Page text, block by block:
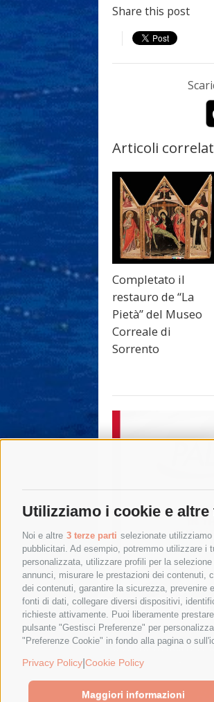
Utilizziamo i cookie e
Noi e altre 3 terze parti selezionate
pubblicitari. Ad esempio, potremmo utilizzare
personalizzata, utilizzare profili per la
annunci, misurare le prestazioni dei contenuti,
dei contenuti, garantire la sicurezza, prevenire
fonti di dati, collegare diversi dispositivi,
richieste attivamente. Puoi liberamente
pulsante "Gestisci Preferenze" per
"Preferenze Cookie" in fondo alla pagina o
Privacy Policy Cookie Policy
Maggiori informazioni
Share this post
Articoli
Completato il
restauro de “La
Pietà” del Museo
Correale di
Sorrento
© 2015 SorrentoPress.
Privacy policy